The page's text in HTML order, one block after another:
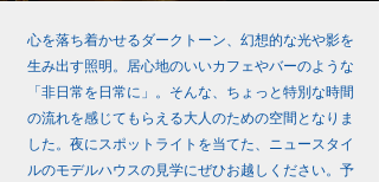
心を落ち着かせるダークトーン、幻想的な光や影を
生み出す照明。居心地のいいカフェやバーのような
「非日常を日常に」。そんな、ちょっと特別な時間
の流れを感じてもらえる大人のための空間となりま
した。夜にスポットライトを当てた、ニュースタイ
ルのモデルハウスの見学にぜひお越しください。予